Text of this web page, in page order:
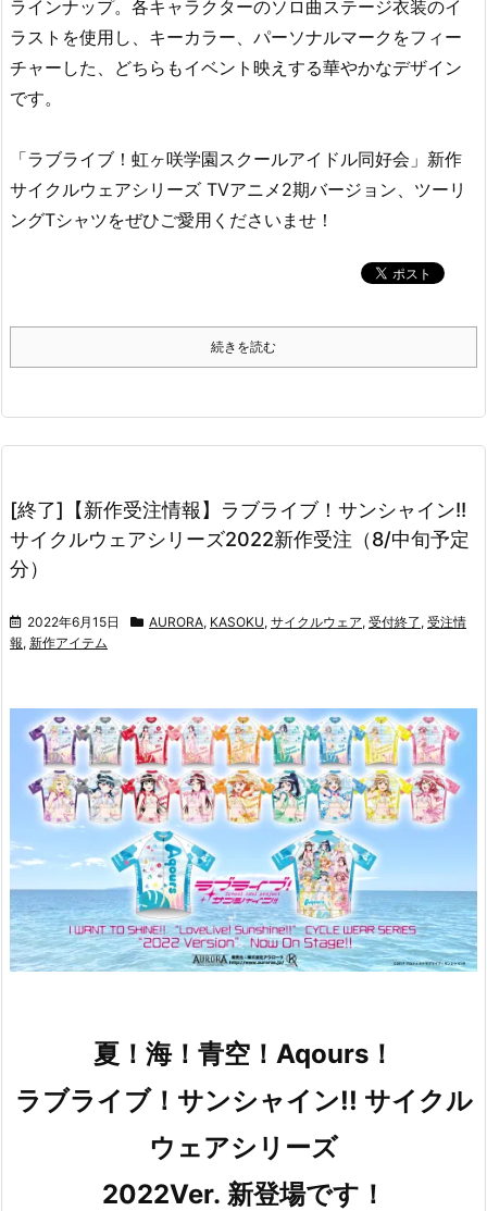
ラインナップ。各キャラクターのソロ曲ステージ衣装のイ
ラストを使用し、キーカラー、パーソナルマークをフィー
チャーした、どちらもイベント映えする華やかなデザイン
です。
「ラブライブ！虹ヶ咲学園スクールアイドル同好会」新作
サイクルウェアシリーズ TVアニメ2期バージョン、ツーリ
ングTシャツをぜひご愛用くださいませ！
続きを読む
[終了]【新作受注情報】ラブライブ！サンシャイン!!
サイクルウェアシリーズ2022新作受注（8/中旬予定
分）
2022年6月15日 AURORA, KASOKU, サイクルウェア, 受付終了 , 受注情
報, 新作アイテム
夏！海！青空！Aqours！
ラブライブ！サンシャイン!! サイクル
ウェアシリーズ
2022Ver. 新登場です！